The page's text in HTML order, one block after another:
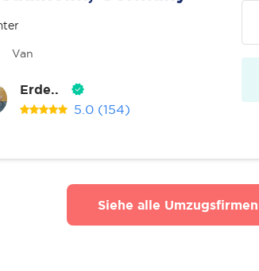
Van
Erde..
5.0 (154)
Siehe alle Umzugsfirmen